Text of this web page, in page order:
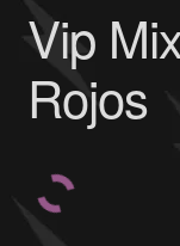
Vip
Rojos